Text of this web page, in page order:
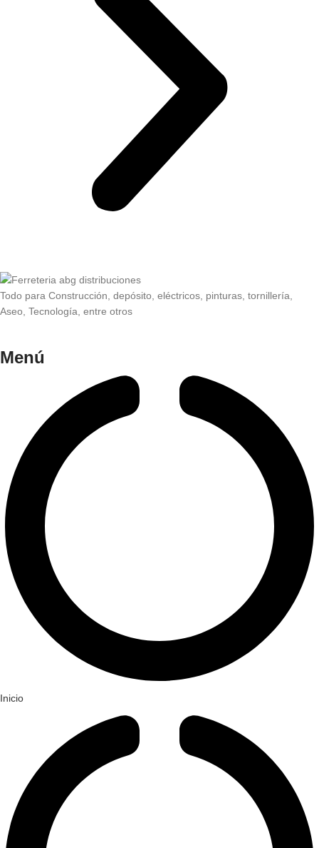
Todo para Construcción, depósito, eléctricos, pinturas, tornillería,
Aseo, Tecnología, entre otros
Menú
Inicio